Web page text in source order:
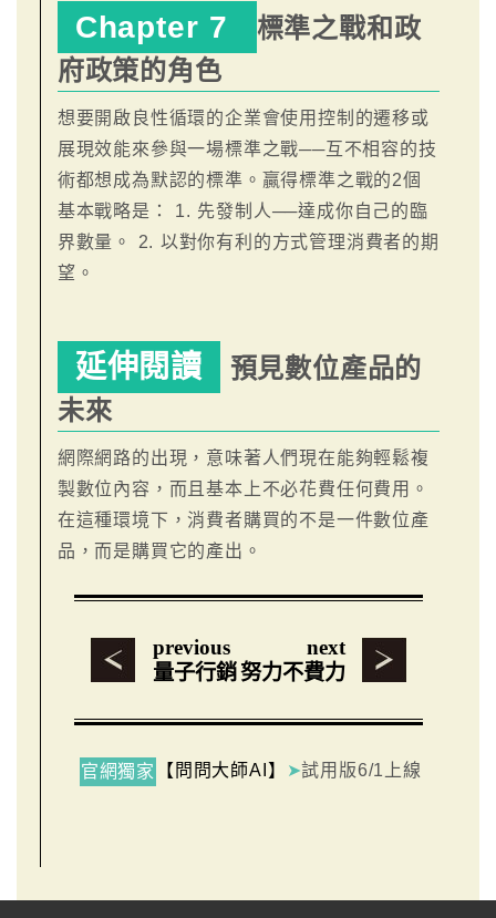
Chapter 7
標準之戰和政
府政策的角色
想要開啟良性循環的企業會使用控制的遷移或
展現效能來參與一場標準之戰──互不相容的技
術都想成為默認的標準。贏得標準之戰的2個
基本戰略是： 1. 先發制人──達成你自己的臨
界數量。 2. 以對你有利的方式管理消費者的期
望。
延伸閱讀
預見數位產品的
未來
網際網路的出現，意味著人們現在能夠輕鬆複
製數位內容，而且基本上不必花費任何費用。
在這種環境下，消費者購買的不是一件數位產
品，而是購買它的產出。
previous
量子行銷
next
努力不費力
官網獨家 【問問大師AI】 ➤試用版6/1上線